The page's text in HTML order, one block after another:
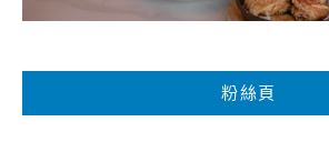
粉絲頁